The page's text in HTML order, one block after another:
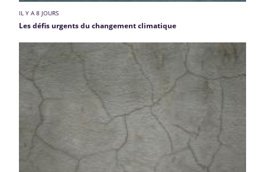
IL Y A 8 JOURS
Les défis urgents du changement climatique